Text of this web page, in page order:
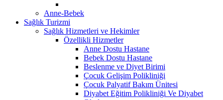
Anne-Bebek
Sağlık Turizmi
Sağlık Hizmetleri ve Hekimler
Özellikli Hizmetler
Anne Dostu Hastane
Bebek Dostu Hastane
Beslenme ve Diyet Birimi
Çocuk Gelişim Polikliniği
Çocuk Palyatif Bakım Ünitesi
Diyabet Eğitim Polikliniği Ve Diyabet